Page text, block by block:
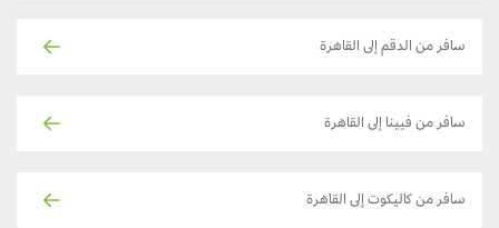
سافر من الدقم إلى القاهرة
سافر من فيينا إلى القاهرة
سافر من كاليكوت إلى القاهرة